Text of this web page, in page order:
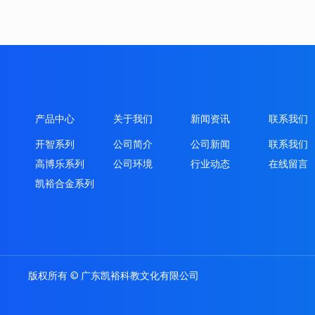
产品中心
开智系列
高博乐系列
凯裕合金系列
关于我们
公司简介
公司环境
新闻资讯
公司新闻
行业动态
联系我们
联系我们
在线留言
版权所有 © 广东凯裕科教文化有限公司